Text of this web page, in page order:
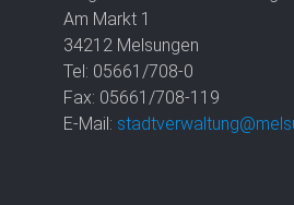
Am Markt 1
34212 Melsungen
Tel: 05661/708-0
Fax: 05661/708-119
E-Mail: